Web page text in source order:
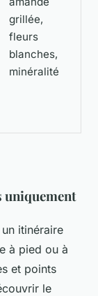
grillée,
fleurs
blanches,
minéralité
uniquement
itinéraire
à pied ou à
et points
le